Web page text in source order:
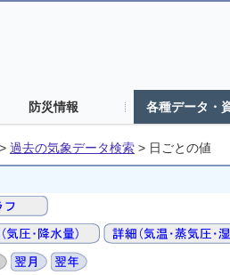
防災情報 各種データ・
> 過去の気象データ検索 > 日ごとの値